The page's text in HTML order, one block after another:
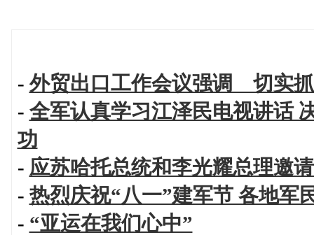
- 外贸出口工作会议强调 切实
- 全军认真学习江泽民电视讲话
功
- 应苏哈托总统和李光耀总理邀
- 热烈庆祝“八一”建军节 各地军
- “亚运在我们心中”